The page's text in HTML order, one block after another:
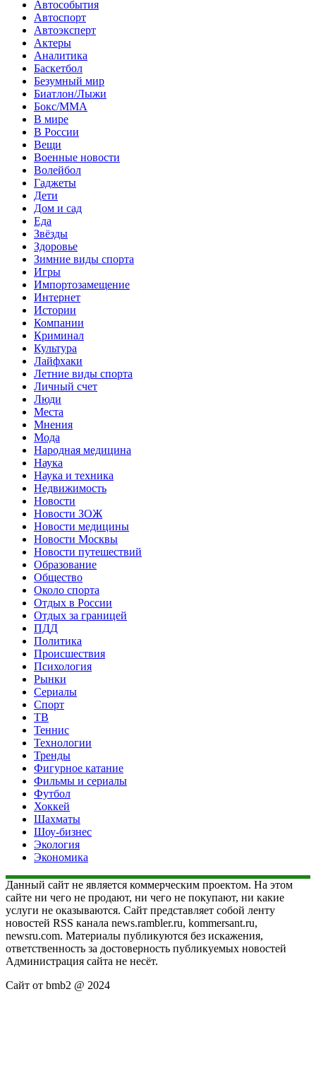
Автособытия
Автоспорт
Автоэксперт
Актеры
Аналитика
Баскетбол
Безумный мир
Биатлон/Лыжи
Бокс/MMA
В мире
В России
Вещи
Военные новости
Волейбол
Гаджеты
Дети
Дом и сад
Еда
Звёзды
Здоровье
Зимние виды спорта
Игры
Импортозамещение
Интернет
Истории
Компании
Криминал
Культура
Лайфхаки
Летние виды спорта
Личный счет
Люди
Места
Мнения
Мода
Народная медицина
Наука
Наука и техника
Недвижимость
Новости
Новости ЗОЖ
Новости медицины
Новости Москвы
Новости путешествий
Образование
Общество
Около спорта
Отдых в России
Отдых за границей
ПДД
Политика
Происшествия
Психология
Рынки
Сериалы
Спорт
ТВ
Теннис
Технологии
Тренды
Фигурное катание
Фильмы и сериалы
Футбол
Хоккей
Шахматы
Шоу-бизнес
Экология
Экономика
Данный сайт не является коммерческим проектом. На этом
сайте ни чего не продают, ни чего не покупают, ни какие
услуги не оказываются. Сайт представляет собой ленту
новостей RSS канала news.rambler.ru, kommersant.ru,
newsru.com. Материалы публикуются без искажения,
ответственность за достоверность публикуемых новостей
Администрация сайта не несёт.
Сайт от bmb2 @ 2024